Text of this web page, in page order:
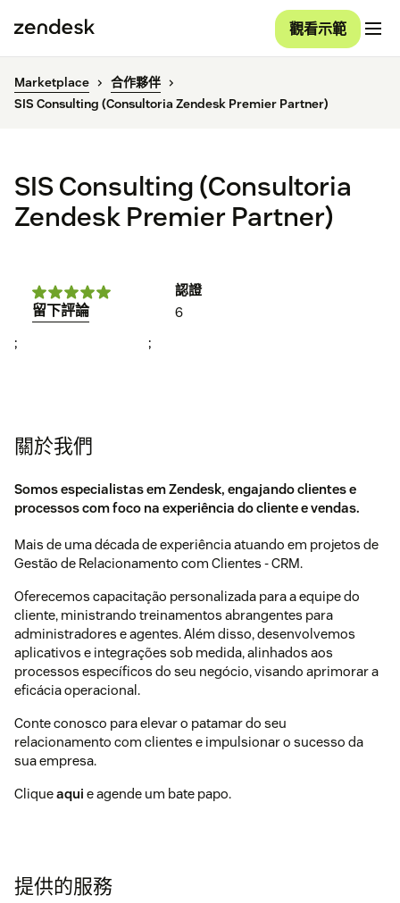
觀看示範
Marketplace
合作夥伴
SIS Consulting (Consultoria Zendesk Premier Partner)
SIS Consulting (Consultoria
Zendesk Premier Partner)
留下評論
認證
6
; ;
關於我們
Somos especialistas em Zendesk, engajando clientes e
processos com foco na experiência do cliente e vendas.
Mais de uma década de experiência atuando em projetos de
Gestão de Relacionamento com Clientes - CRM.
Oferecemos capacitação personalizada para a equipe do
cliente, ministrando treinamentos abrangentes para
administradores e agentes. Além disso, desenvolvemos
aplicativos e integrações sob medida, alinhados aos
processos específicos do seu negócio, visando aprimorar a
eficácia operacional.
Conte conosco para elevar o patamar do seu
relacionamento com clientes e impulsionar o sucesso da
sua empresa.
Cliqueaqui e agende um bate papo.
提供的服務